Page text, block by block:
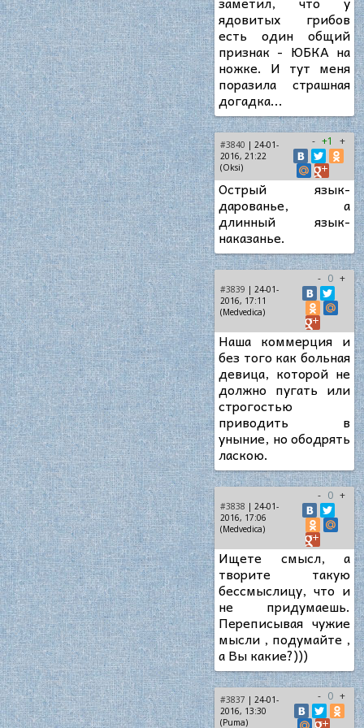
ядовитых грибов
есть один общий
признак - ЮБКА на
ножке. И тут меня
поразила страшная
догадка...
#3840 | 24-01-
2016, 21:22
(Oksi)
- +1 +
Острый язык-
дарованье, а
длинный язык-
наказанье.
#3839 | 24-01-
2016, 17:11
(Medvedica)
- 0 +
Наша коммерция и
без того как больная
девица, которой не
должно пугать или
строгостью
приводить в
уныние, но ободрять
ласкою.
#3838 | 24-01-
2016, 17:06
(Medvedica)
- 0 +
Ищете смысл, а
творите такую
бессмыслицу, что и
не придумаешь.
Переписывая чужие
мысли , подумайте ,
а Вы какие?)))
#3837 | 24-01-
2016, 13:30
(Puma)
- 0 +